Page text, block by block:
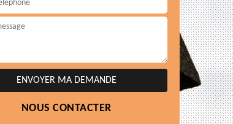
NOUS CONTACTER